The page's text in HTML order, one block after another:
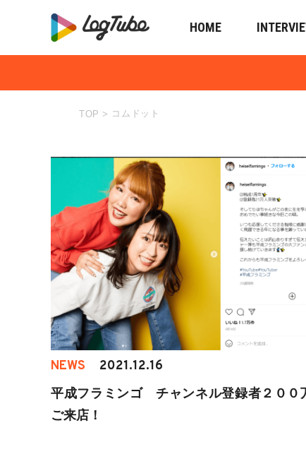
HOME
TOP > コムドット
NEWS 2021.12.16
平成フラミンゴ チャンネル登録者２００
ご来店！